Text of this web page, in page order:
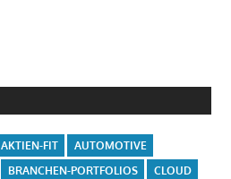
AKTIEN-FIT
AUTOMOTIVE
BRANCHEN-PORTFOLIOS
CLOUD